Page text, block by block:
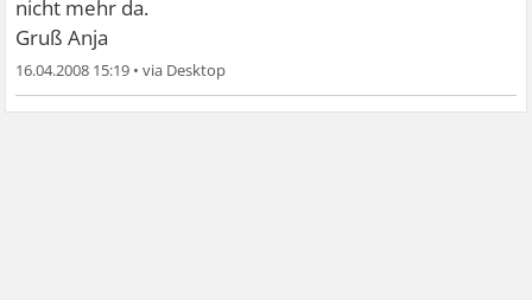
nicht mehr da.
Gruß Anja
16.04.2008 15:19 •